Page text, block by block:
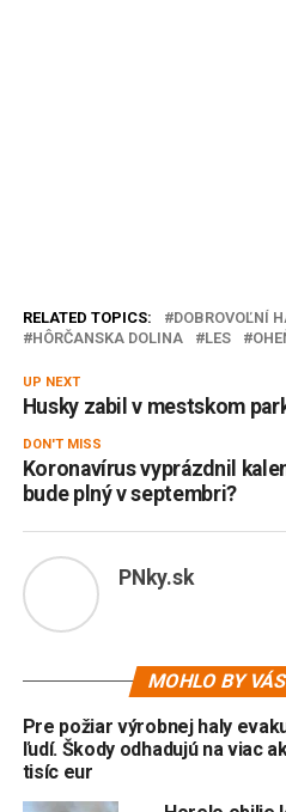
RELATED TOPICS: DOBROVOĽNÍ
HÔRČANSKA DOLINA
LES
UP NEXT
Husky zabil v mestskom
DON'T MISS
Koronavírus vyprázdnil
bude plný v septembri?
PNky.sk
MOHLO BY
Pre požiar výrobnej haly
ľudí. Škody odhadujú na viac
tisíc eur